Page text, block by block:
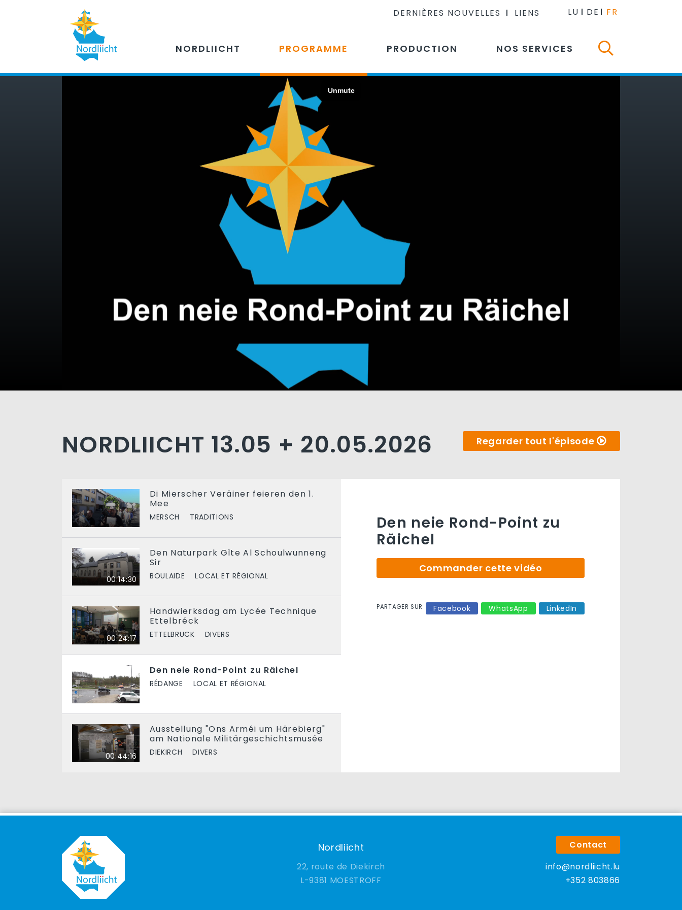
DERNIÈRES NOUVELLES LIENS LU DE FR
NORDLIICHT PROGRAMME PRODUCTION NOS SERVICES
NORDLIICHT 13.05 + 20.05.2026 Regarder tout l'épisode
Di Mierscher Veräiner feieren den 1.
Mee
MERSCH TRADITIONS
00:14:30
Den Naturpark Gîte Al Schoulwunneng
Sir
BOULAIDE LOCAL ET RÉGIONAL
00:24:17
Handwierksdag am Lycée Technique
Ettelbréck
ETTELBRUCK DIVERS
Den neie Rond-Point zu Räichel
RÉDANGE LOCAL ET RÉGIONAL
00:44:16
Ausstellung "Ons Arméi um Härebierg"
am Nationale Militärgeschichtsmusée
DIEKIRCH DIVERS
Den neie Rond-Point zu
Räichel
Commander cette vidéo
PARTAGER SUR Facebook WhatsApp LinkedIn
Nordliicht
22, route de Diekirch
9381 MOESTROFF
Contact
info@nordliicht.lu
+352 803866